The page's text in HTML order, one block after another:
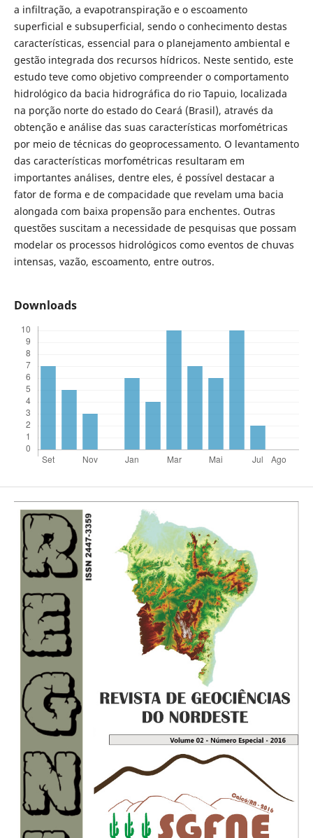
a infiltração, a evapotranspiração e o escoamento
superficial e subsuperficial, sendo o conhecimento destas
características, essencial para o planejamento ambiental e
gestão integrada dos recursos hídricos. Neste sentido, este
estudo teve como objetivo compreender o comportamento
hidrológico da bacia hidrográfica do rio Tapuio, localizada
na porção norte do estado do Ceará (Brasil), através da
obtenção e análise das suas características morfométricas
por meio de técnicas do geoprocessamento. O levantamento
das características morfométricas resultaram em
importantes análises, dentre eles, é possível destacar a
fator de forma e de compacidade que revelam uma bacia
alongada com baixa propensão para enchentes. Outras
questões suscitam a necessidade de pesquisas que possam
modelar os processos hidrológicos como eventos de chuvas
intensas, vazão, escoamento, entre outros.
Downloads